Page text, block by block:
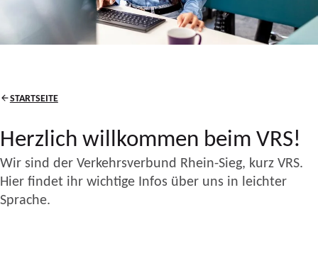
STARTSEITE
Herzlich willkommen beim VRS!
Wir sind der Verkehrsverbund Rhein-Sieg, kurz VRS.
Hier findet ihr wichtige Infos über uns in leichter
Sprache.